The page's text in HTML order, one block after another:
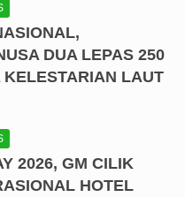
DUA LEPAS 250
LAUT
2026, GM CILIK
HOTEL